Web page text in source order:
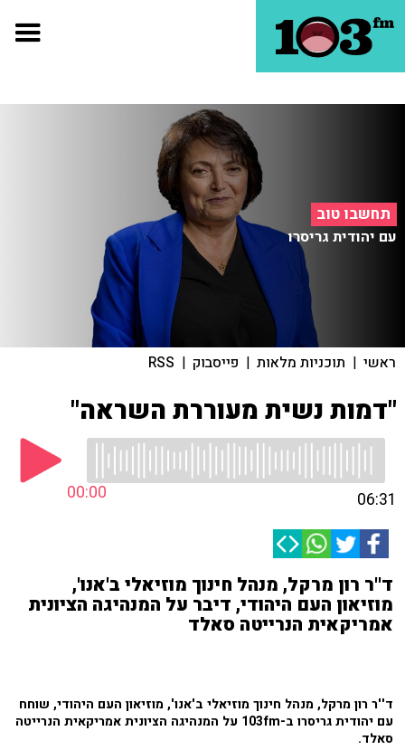
תחשבו טוב
עם יהודית גריסרו
ראשי | תוכניות מלאות | פייסבוק |
RSS
"דמות נשית מעוררת השראה"
00:00 06:31
ד''ר רון מרקל, מנהל חינוך מוזיאלי ב'אנו',
מוזיאון העם היהודי, דיבר על המנהיגה הציונית
אמריקאית הנרייטה סאלד
ד''ר רון מרקל, מנהל חינוך מוזיאלי ב'אנו', מוזיאון העם היהודי, שוחח
עם יהודית גריסרו ב-103fm על המנהיגה הציונית אמריקאית הנרייטה
סאלד.